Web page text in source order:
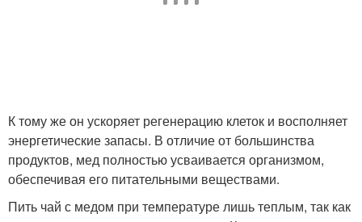
К тому же он ускоряет регенерацию клеток и восполняет
энергетические запасы. В отличие от большинства
продуктов, мед полностью усваивается организмом,
обеспечивая его питательными веществами.
Пить чай с медом при температуре лишь теплым, так как